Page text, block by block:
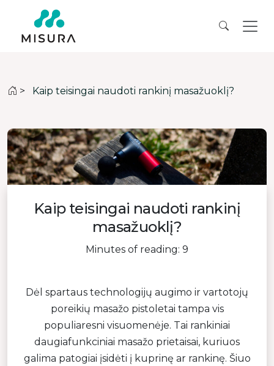
> Kaip teisingai naudoti rankinį masažuoklį?
Kaip teisingai naudoti rankinį
masažuoklį?
Minutes of reading: 9
Dėl spartaus technologijų augimo ir vartotojų
poreikių masažo pistoletai tampa vis
populiaresni visuomenėje. Tai rankiniai
daugiafunkciniai masažo prietaisai, kuriuos
galima patogiai įsidėti į kuprinę ar rankinę. Šiuo